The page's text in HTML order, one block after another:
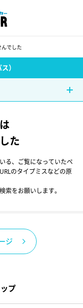
でした
）
た
る、ご覧になっていたペ
のタイプミスなどの原
索をお願いします。
ジ
プ